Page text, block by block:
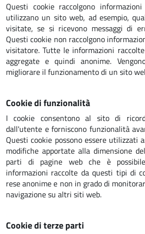
Questi cookie raccolgono
utilizzano un sito web, ad esempio,
visitate, se si ricevono messaggi di
Questi cookie non raccolgono
visitatore. Tutte le informazioni
aggregate e quindi anonime.
migliorare il funzionamento di un sito
Cookie di funzionalità
I cookie consentono al sito di
dall'utente e forniscono funzionalità
Questi cookie possono essere utilizzati
modifiche apportate alla dimensione
parti di pagine web che è possibile
informazioni raccolte da questi tipi di
rese anonime e non in grado di
navigazione su altri siti web.
Cookie di terze parti